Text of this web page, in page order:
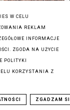
- PRZEPIS
biszkopcie
z
W CELU
REKLAM
INFORMACJE
ZGODA NA UŻYCIE
POLITYKI
KORZYSTANIA Z
ZGADZAM